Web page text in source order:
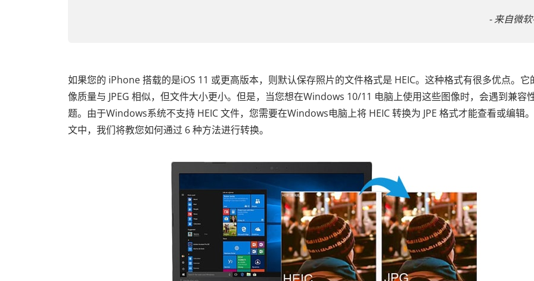
- 来自微
如果您的 iPhone 搭载的是iOS 11 或更高版本，则默认保存照片的文件格式是 HEIC。这种格式有很多优点。它
像质量与 JPEG 相似，但文件大小更小。但是，当您想在Windows 10/11 电脑上使用这些图像时，会遇到兼容
题。由于Windows系统不支持 HEIC 文件，您需要在Windows电脑上将 HEIC 转换为 JPE 格式才能查看或编辑
文中，我们将教您如何通过 6 种方法进行转换。